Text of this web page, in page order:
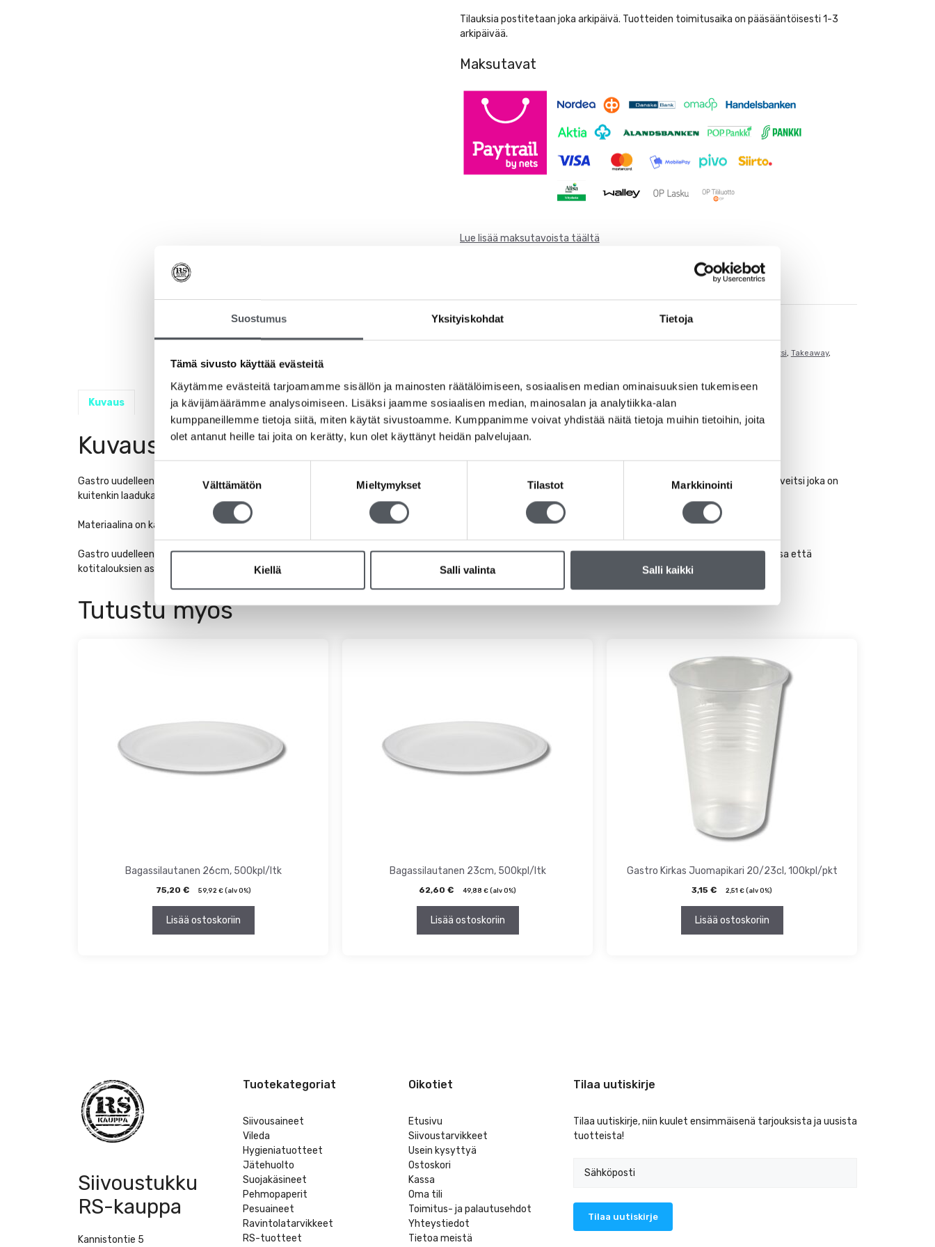
Suostumus Yksityiskohdat Tietoja
Tämä sivusto käyttää evästeitä
Käytämme evästeitä tarjoamamme sisällön ja mainosten räätälöimiseen, sosiaalisen median ominaisuuksien tukemiseen
ja kävijämäärämme analysoimiseen. Lisäksi jaamme sosiaalisen median, mainosalan ja analytiikka-alan
kumppaneillemme tietoja siitä, miten käytät sivustoamme. Kumppanimme voivat yhdistää näitä tietoja muihin tietoihin, joita
olet antanut heille tai joita on kerätty, kun olet käyttänyt heidän palvelujaan.
Välttämätön Mieltymykset Tilastot Markkinointi
Kiellä Salli valinta Salli kaikki
50kpl/pkt
määrä
Tilauksia postitetaan joka arkipäivä. Tuotteiden toimitusaika on pääsääntöisesti 1-3
arkipäivää.
Maksutavat
Lue lisää maksutavoista täältä
Osastot:Kertakäyttöastiat,Kertakäyttöaterimet
muoviveitsi, Takeaway,
Kuvaus
Kuvaus
Gastro uudelleenkäytettävä veitsi soveltuu monenlaisiin kattauksiin silloin, kun metallisten aterimien käyttö ei ole mahdollista tai kun halutaan kertakäyttöveitsi joka on
kuitenkin laadukas ja tyylikkään näköinen. Tyylikäs tummanharmaa väri antaa kattaukseen ilmettä sekä laadukkaan vaikutelman.
Materiaalina on käytetty polypropeenia, joka on oikein lajiteltuna 100% kierrätettävä.
Gastro uudelleenkäytettävät aterimet ovat testattuja ja ne ovat läpäisseet 125 pesukertaa standardin EN 12875-1:2005 mukaisesti sekä teollisuuskoneissa että
kotitalouksien astianpesukoneissa, joiden loppuhuuhtelulämpötila on jopa 81 °C.
Tutustu myös
Bagassilautanen 26cm, 500kpl/ltk
75,20 € 59,92 €(alv 0%)
Lisää ostoskoriin
Bagassilautanen 23cm, 500kpl/ltk
62,60 € 49,88 € (alv 0%)
Lisää ostoskoriin
Gastro Kirkas Juomapikari 20/23cl, 100kpl/pkt
3,15 € 2,51 € (alv 0%)
Lisää ostoskoriin
Siivoustukku
RS-kauppa
Kannistontie 5
Tuotekategoriat
Siivousaineet
Vileda
Hygieniatuotteet
Jätehuolto
Suojakäsineet
Pehmopaperit
Pesuaineet
Ravintolatarvikkeet
RS-tuotteet
Oikotiet
Etusivu
Siivoustarvikkeet
Usein kysyttyä
Ostoskori
Kassa
Oma tili
Toimitus- ja palautusehdot
Yhteystiedot
Tietoa meistä
Tilaa uutiskirje
Tilaa uutiskirje, niin kuulet ensimmäisenä tarjouksista ja uusista
tuotteista!